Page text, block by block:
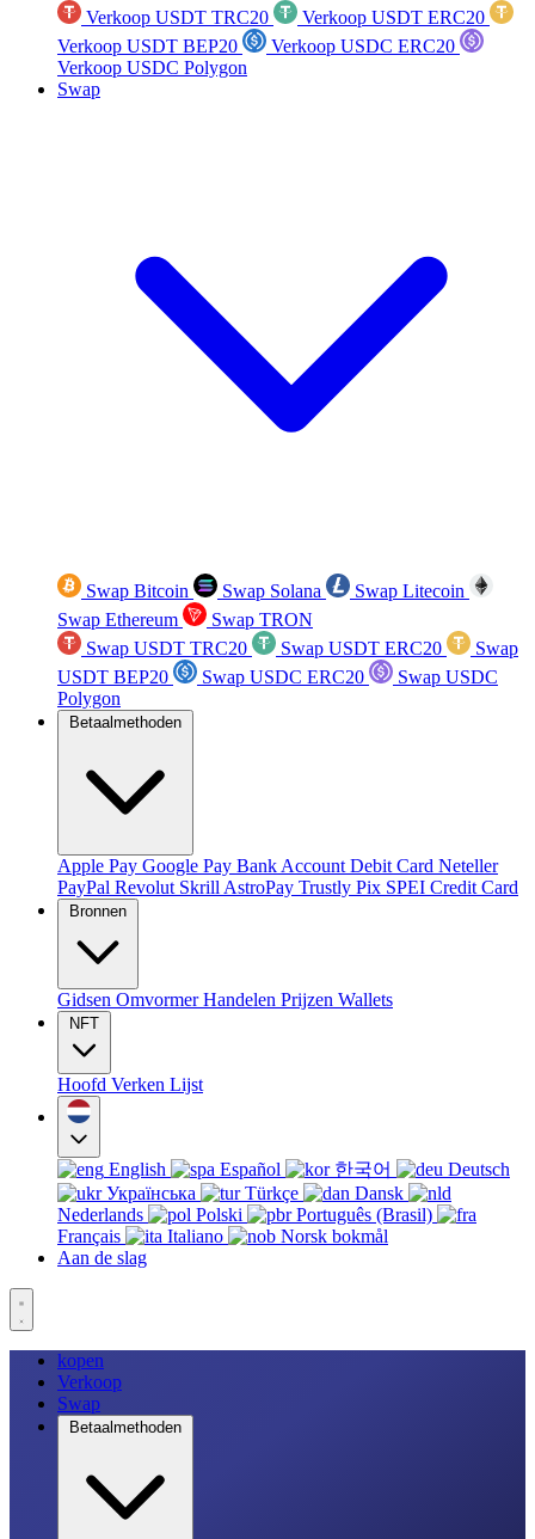
Verkoop USDT TRC20
Verkoop USDT ERC20
Verkoop USDT BEP20
Verkoop USDC ERC20
Verkoop USDC Polygon
Swap
Swap Bitcoin Swap Solana
Swap Litecoin
Swap Ethereum
Swap TRON
Swap USDT TRC20
Swap USDT ERC20
Swap
USDT BEP20
Swap USDC ERC20
Swap USDC
Polygon
Betaalmethoden
Apple Pay Google Pay Bank Account Debit Card Neteller
PayPal Revolut Skrill AstroPay Trustly Pix SPEI Credit Card
Bronnen
Gidsen OmvormerHandelen Prijzen Wallets
NFT
Hoofd Verken Lijst
English Español 한국어
Deutsch
Українська
Türkçe
Dansk
Nederlands
Polski
Português (Brasil)
Français
Italiano
Norsk bokmål
Aan de slag
kopen
Verkoop
Swap
Betaalmethoden